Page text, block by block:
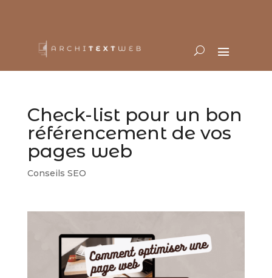
Check-list pour un bon
référencement de vos
pages web
Conseils SEO